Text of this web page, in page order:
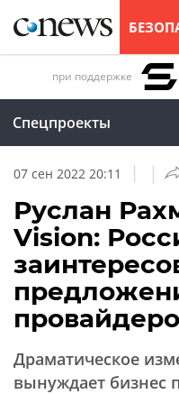
при поддержке
Спецпроекты
07 сен 2022 20:11 | |
Руслан
Vision:
Драматическое
вынуждает бизнес